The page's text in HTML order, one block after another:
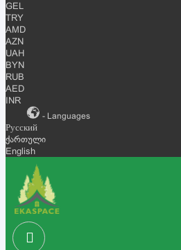
GEL
TRY
AMD
AZN
UAH
BYN
RUB
AED
INR
- Languages
Русский
ქართული
English